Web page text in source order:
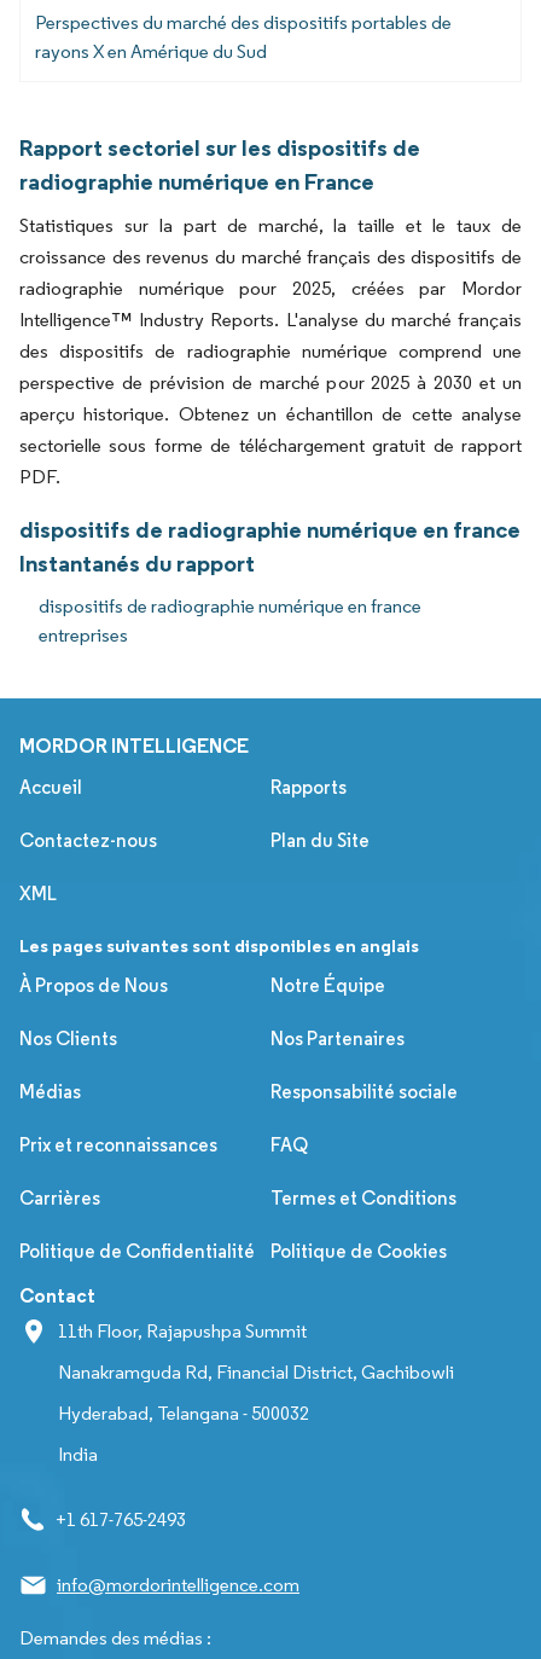
Perspectives du marché des dispositifs portables de
rayons X en Amérique du Sud
Rapport sectoriel sur les dispositifs de
radiographie numérique en France
Statistiques sur la part de marché, la taille et le taux de
croissance des revenus du marché français des dispositifs de
radiographie numérique pour 2025, créées par Mordor
Intelligence™ Industry Reports. L'analyse du marché français
des dispositifs de radiographie numérique comprend une
perspective de prévision de marché pour 2025 à 2030 et un
aperçu historique. Obtenez un échantillon de cette analyse
sectorielle sous forme de téléchargement gratuit de rapport
PDF.
dispositifs de radiographie numérique en france
Instantanés du rapport
dispositifs de radiographie numérique en france
entreprises
MORDOR INTELLIGENCE
Accueil Rapports
Contactez-nous Plan du Site
XML
Les pages suivantes sont disponibles en anglais
À Propos de Nous
Notre Équipe
Nos Clients Nos Partenaires
Médias Responsabilité sociale
Prix et reconnaissances FAQ
Carrières Termes et Conditions
Politique de Confidentialité Politique de Cookies
Contact
11th Floor, Rajapushpa Summit
Nanakramguda Rd, Financial District, Gachibowli
Hyderabad, Telangana - 500032
India
+1 617-765-2493
info@mordorintelligence.com
Demandes des médias :